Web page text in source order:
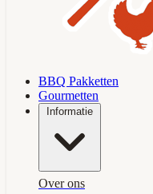
BBQ Pakketten
Gourmetten
Informatie
Over ons